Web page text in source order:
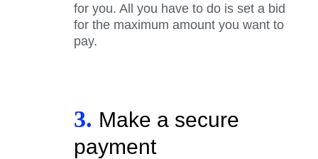
for you. All you have to do is set a bid
for the maximum amount you want to
pay.
3. Make a secure
payment